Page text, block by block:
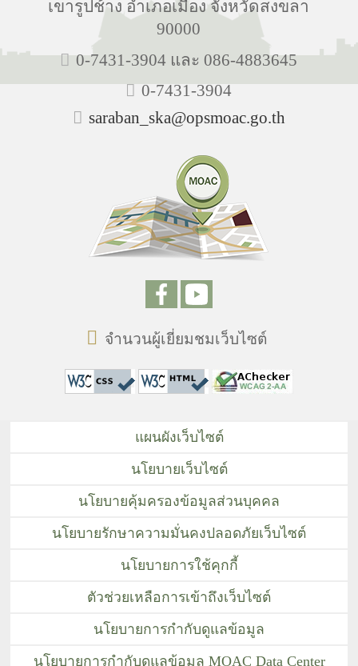
เขารูปช้าง อำเภอเมือง จังหวัดสงขลา
90000
0-7431-3904 และ 086-4883645
0-7431-3904
saraban_ska@opsmoac.go.th
จำนวนผู้เยี่ยมชมเว็บไซต์
แผนผังเว็บไซต์
นโยบายเว็บไซต์
นโยบายคุ้มครองข้อมูลส่วนบุคคล
นโยบายรักษาความมั่นคงปลอดภัยเว็บไซต์
นโยบายการใช้คุกกี้
ตัวช่วยเหลือการเข้าถึงเว็บไซต์
นโยบายการกำกับดูแลข้อมูล
นโยบายการกำกับดูแลข้อมูล MOAC Data Center